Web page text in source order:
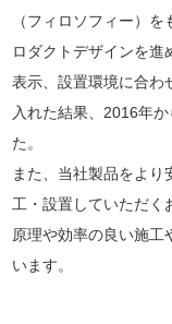
（フィロソフィー）
ロダクトデザインを
表示、設置環境に合わ
入れた結果、2016年
た。
また、当社製品をよ
工・設置していただく
原理や効率の良い施工
います。